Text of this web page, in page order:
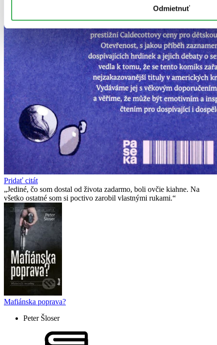
Odmietnuť
Pridať citát
Jediné, čo som dostal od života zadarmo, boli ovčie kiahne. Na
všetko ostatné som si poctivo zarobil vlastnými rukami.
Mafiánska poprava?
Peter Šloser